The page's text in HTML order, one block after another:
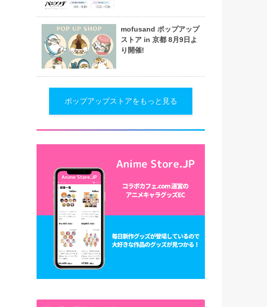
mofusand ポップアップ
ストア in 京都 8月9日よ
り開催!
ポップアップストアをもっと見る